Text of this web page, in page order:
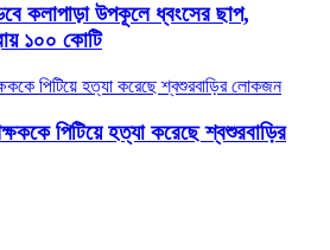
কলাপাড়া উপকূলে ধ্বংসের ছাপ,
১০০ কোটি
পিটিয়ে হত্যা করেছে শ্বশুরবাড়ির